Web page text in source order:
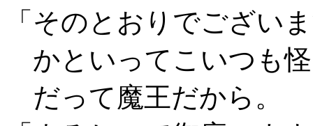
「そのとおりでござい
かといってこいつも
だって魔王だから。